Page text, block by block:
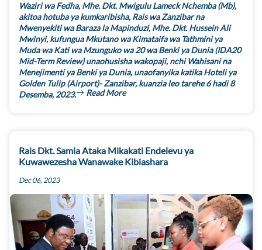
Waziri wa Fedha, Mhe. Dkt. Mwigulu Lameck Nchemba (Mb),
akitoa hotuba ya kumkaribisha, Rais wa Zanzibar na
Mwenyekiti wa Baraza la Mapinduzi, Mhe. Dkt. Hussein Ali
Mwinyi, kufungua Mkutano wa Kimataifa wa Tathmini ya
Muda wa Kati wa Mzunguko wa 20 wa Benki ya Dunia (IDA20
Mid-Term Review) unaohusisha wakopaji, nchi Wahisani na
Menejimenti ya Benki ya Dunia, unaofanyika katika Hoteli ya
Golden Tulip (Airport)- Zanzibar, kuanzia leo tarehe 6 hadi 8
Desemba, 2023.
Read More
Rais Dkt. Samia Ataka Mikakati Endelevu ya
Kuwawezesha Wanawake Kibiashara
Dec 06, 2023